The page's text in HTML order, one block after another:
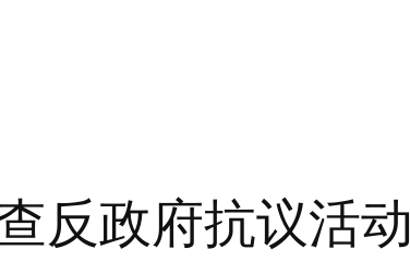
反政府抗议活动